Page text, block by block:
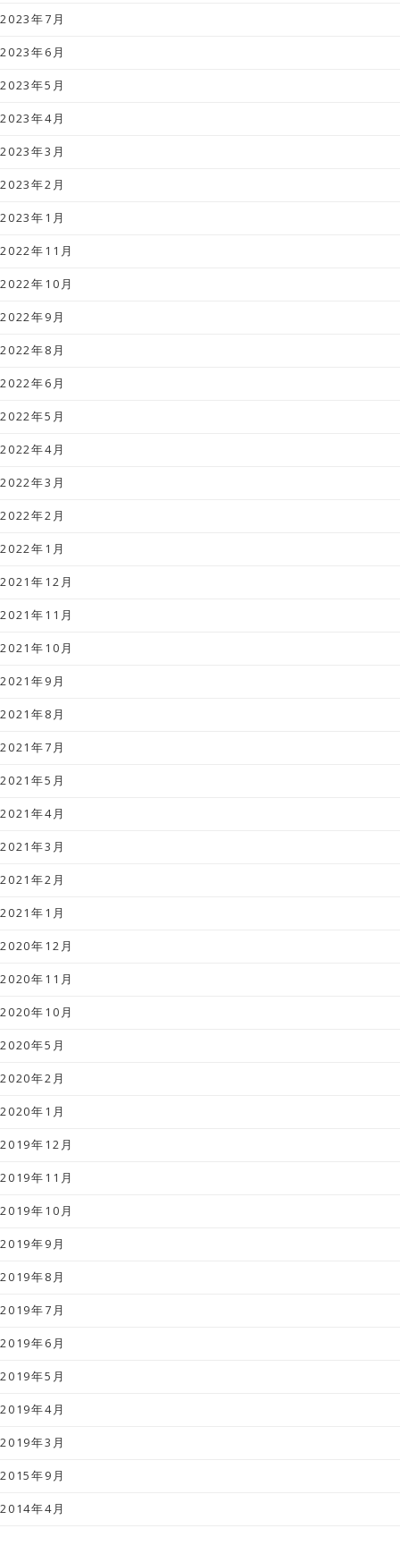
2023年7月
2023年6月
2023年5月
2023年4月
2023年3月
2023年2月
2023年1月
2022年11月
2022年10月
2022年9月
2022年8月
2022年6月
2022年5月
2022年4月
2022年3月
2022年2月
2022年1月
2021年12月
2021年11月
2021年10月
2021年9月
2021年8月
2021年7月
2021年5月
2021年4月
2021年3月
2021年2月
2021年1月
2020年12月
2020年11月
2020年10月
2020年5月
2020年2月
2020年1月
2019年12月
2019年11月
2019年10月
2019年9月
2019年8月
2019年7月
2019年6月
2019年5月
2019年4月
2019年3月
2015年9月
2014年4月